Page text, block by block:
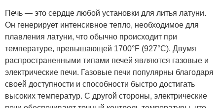
Печь — это сердце любой установки для литья латуни.
Он генерирует интенсивное тепло, необходимое для
плавления латуни, что обычно происходит при
температуре, превышающей 1700°F (927°C). Двумя
распространенными типами печей являются газовые и
электрические печи. Газовые печи популярны благодаря
своей доступности и способности быстро достигать
высоких температур. С другой стороны, электрические